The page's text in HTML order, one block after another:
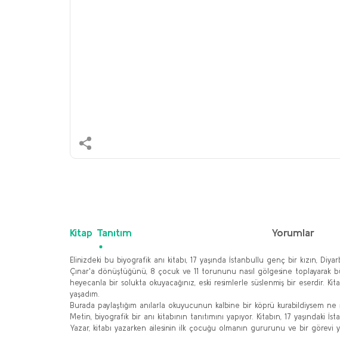
Kitap Tanıtım Yorumlar
Elinizdeki bu biyografik anı kitabı, 17 yaşında İstanbullu genç bir kızın,
Çınar'a dönüştüğünü, 8 çocuk ve 11 torununu nasıl gölgesine toplayarak
heyecanla bir solukta okuyacağınız, eski resimlerle süslenmiş bir eserdir.
yaşadım.
​Burada paylaştığım anılarla okuyucunun kalbine bir köprü kurabildiysem
​Metin, biyografik bir anı kitabının tanıtımını yapıyor. Kitabın, 17
Yazar, kitabı yazarken ailesinin ilk çocuğu olmanın gururunu ve bir